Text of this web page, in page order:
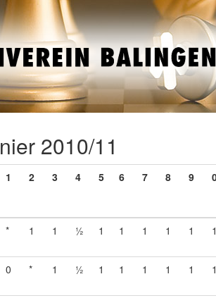
2010/11
1 2 3 4 5 6 7 8 9
* 1 1 ½ 1 1 1 1 1
0 * 1 ½ 1 1 1 1 1